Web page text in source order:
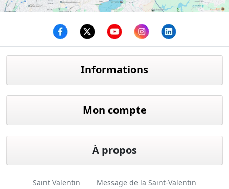
Informations
Mon compte
À propos
Saint Valentin Message de la Saint-Valentin